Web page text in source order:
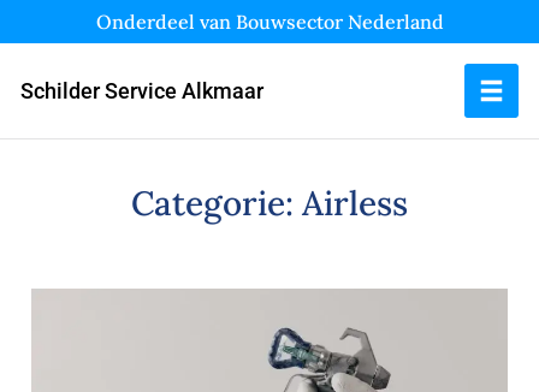
Onderdeel van Bouwsector Nederland
Schilder Service Alkmaar
Categorie: Airless